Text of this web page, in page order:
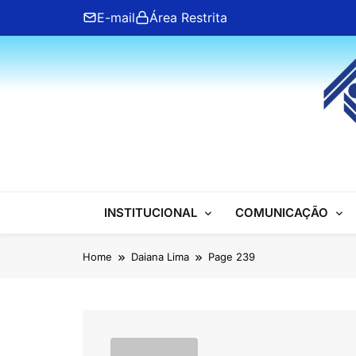
content
E-mail Área Restrita
ANFIP Nacional
INSTITUCIONAL COMUNICAÇÃO
Home Daiana Lima Page 239